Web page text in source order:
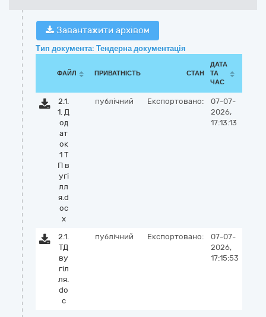
Завантажити архівом
Тип документа: Тендерна документація
ФАЙЛ ПРИВАТНІСТЬ СТАН
ДАТА
ТА
ЧАС
2.1.
1. Д
од
ат
ок
1 Т
П в
угі
лл
я.d
oc
x
публічний Експортовано:
07-07-
2026,
17:13:13
2.1.
ТД
ву
гіл
ля.
do
c
публічний Експортовано:
07-07-
2026,
17:15:53